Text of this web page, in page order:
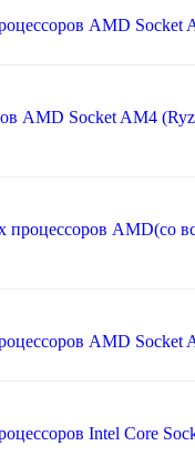
AMD Socket
AMD Socket AM4
AMD(со
AMD Socket
Intel Core